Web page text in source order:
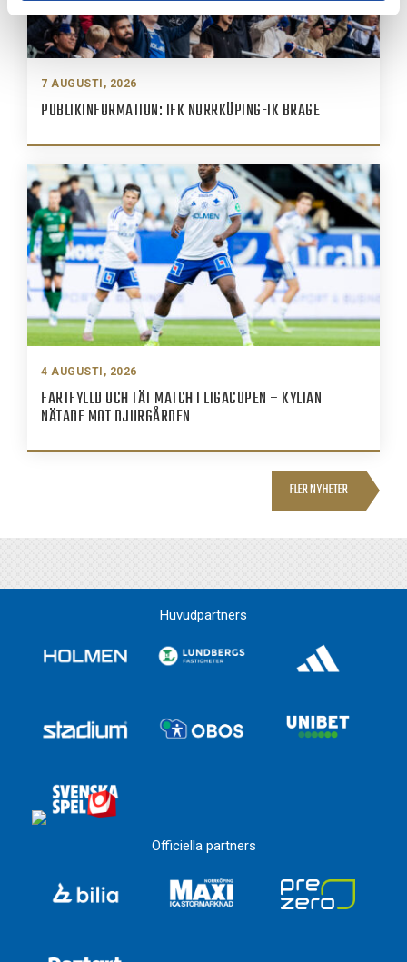
7 AUGUSTI, 2026
PUBLIKINFORMATION: IFK NORRKÖPING-IK BRAGE
4 AUGUSTI, 2026
FARTFYLLD OCH TÄT MATCH I LIGACUPEN – KYLIAN
NÄTADE MOT DJURGÅRDEN
FLER NYHETER
Huvudpartners
Officiella partners